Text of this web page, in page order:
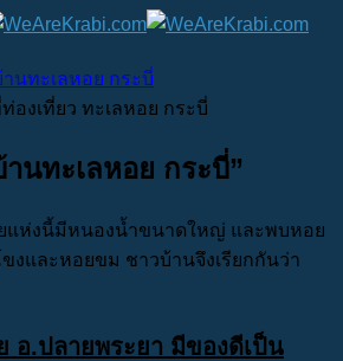
องเที่ยว ทะเลหอย กระบี่
นทะเลหอย กระบี่”
แห่งนี้มีหนองน้ำขนาดใหญ่ และพบหอย
งและหอยขม ชาวบ้านจึงเรียกกันว่า
อ.ปลายพระยา มีของดีเป็น